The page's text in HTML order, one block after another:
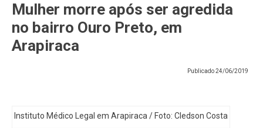
Mulher morre após ser agredida
no bairro Ouro Preto, em
Arapiraca
Publicado24/06/2019
Instituto Médico Legal em Arapiraca / Foto: Cledson Costa